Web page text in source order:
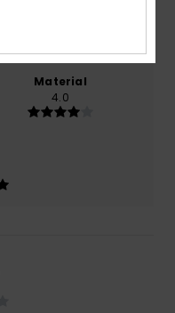
Material
4.0